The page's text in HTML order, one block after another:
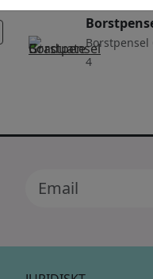
Borstpensel
4